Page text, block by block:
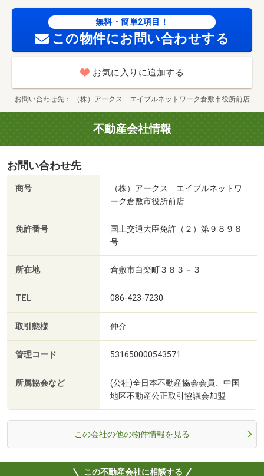
無料・簡単2項目！
この物件にお問い合わせする
お気に入りに追加する
お問い合わせ先 （株）アークス エイブルネットワーク倉敷市役所前店
不動産会社情報
お問い合わせ先
商号
（株）アークス エイブルネットワ
ーク倉敷市役所前店
免許番号
国土交通大臣免許（２）第９８９８
号
所在地 倉敷市白楽町３８３－３
TEL 086-423-7230
取引態様 仲介
管理コード 531650000543571
所属協会など
(公社)全日本不動産協会会員、中国
地区不動産公正取引協議会加盟
この会社の他の物件情報を見る
この不動産会社に相談する